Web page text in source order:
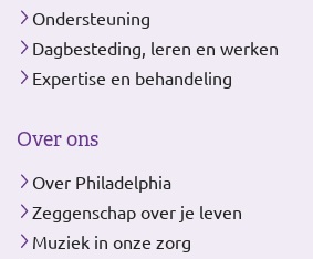
Ondersteuning
Dagbesteding, leren en werken
Expertise en behandeling
Over ons
Over Philadelphia
Zeggenschap over je leven
Muziek in onze zorg